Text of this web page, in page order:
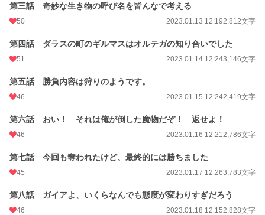
第三話 奇妙な生き物の呼び名を皆んなで考える
50 2023.01.13 12:192,812文字
第四話 ダラスの町のギルマスはオルテガの知り合いでした
51 2023.01.14 12:243,146文字
第五話 勝負内容は狩りのようです。
46 2023.01.15 12:242,419文字
第六話 おい！ それは俺が倒した魔物だぞ！ 返せよ！
46 2023.01.16 12:212,786文字
第七話 今回も奪われたけど、最終的には勝ちました
45 2023.01.17 12:263,783文字
第八話 ガイアよ、いくらなんでも態度が変わりすぎだろう
46 2023.01.18 12:152,828文字